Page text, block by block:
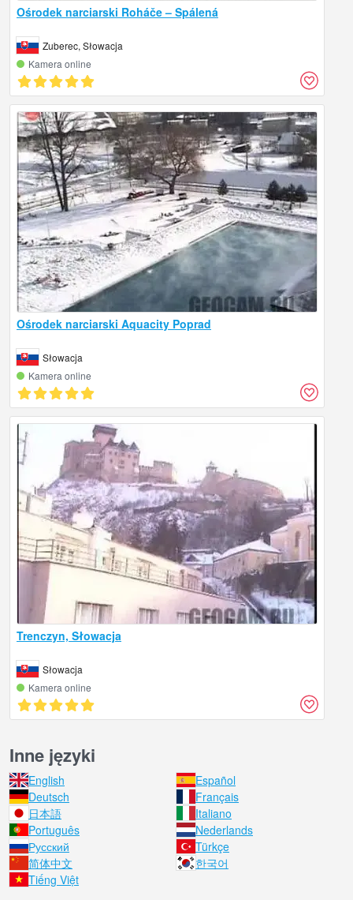
Ośrodek narciarski Roháče – Spálená
Zuberec, Słowacja
Kamera online
Ośrodek narciarski Aquacity Poprad
Słowacja
Kamera online
Trenczyn, Słowacja
Słowacja
Kamera online
Inne języki
English
Español
Deutsch
Français
日本語
Italiano
Português
Nederlands
Русский
Türkçe
简体中文
한국어
Tiếng Việt